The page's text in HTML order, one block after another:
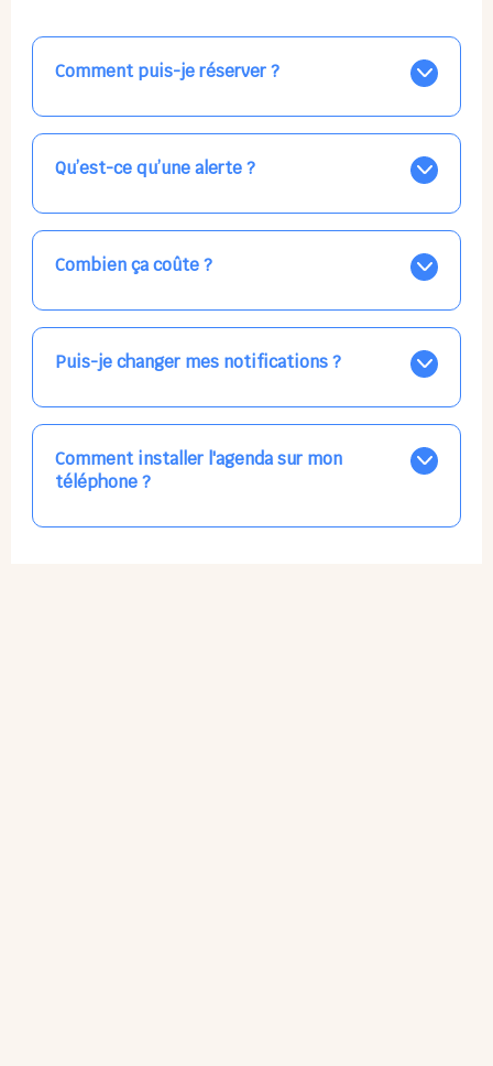
Comment puis-je réserver ?
Nos places libres au quotidien sont affichées jour par
jour dans le calendrier ci-dessus, EN BLEU. Tapez sur
celle qui vous intéresse, choisissez vos horaires, et la
confirmation est immédiate ! Vos accueils
Qu’est-ce qu’une alerte ?
Vous avez besoin d'une solution d'accueil pour une
date précise, ou pour un jour régulier dans la semaine,
mais les places disponibles EN BLEU ne correspondent
pas ? Créez une alerte ponctuelle ou récurrente, ainsi
Combien ça coûte ?
Votre accueil est normalement facturé par la direction
de la crèche, en fin de mois, selon votre taux horaire
habituel. N'hésitez pas à confirmer directement avec
l'équipe lors de la prochaine visite !
Puis-je changer mes notifications ?
Dans votre profil (bouton bleu en haut à droite), vous
pouvez choisir de recevoir les alertes et confirmations
par email, par SMS, par les deux canaux en même
temps, ou bien de ne plus les recevoir du tout, ce qui
ne vous empêchera pas d’accéder au calendrier
Comment installer l'agenda sur mon
téléphone ?
L'application n'existe pas sur l'App Store ni Google Play